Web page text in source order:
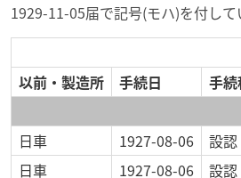
1929-11-05届で記号(モハ)を付して
以前・製造所
手続日 手
日車
1927-08-06 設認
日車
1927-08-06 設認